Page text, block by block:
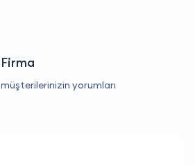
yorumları